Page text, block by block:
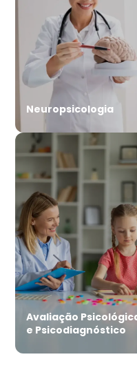
Neuropsicologia
Avaliação
e Psicodiagnóstico